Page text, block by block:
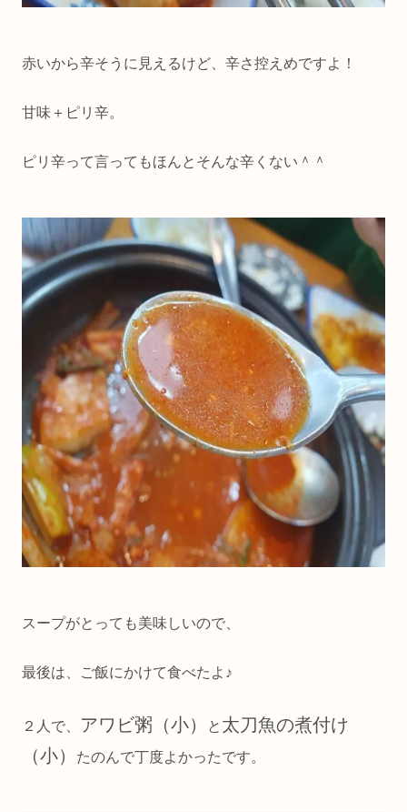
赤いから辛そうに見えるけど、辛さ控えめですよ！
甘味＋ピリ辛。
ピリ辛って言ってもほんとそんな辛くない＾＾
スープがとっても美味しいので、
最後は、ご飯にかけて食べたよ♪
２人で、 アワビ粥（小） と 太刀魚の煮付け
（小）
たのんで丁度よかったです。